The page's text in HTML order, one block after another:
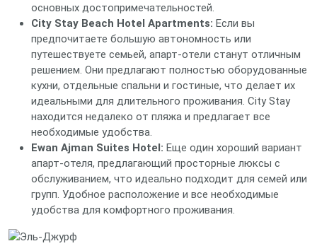
основных достопримечательностей.
City Stay Beach Hotel Apartments: Если вы
предпочитаете большую автономность или
путешествуете семьей, апарт-отели станут отличным
решением. Они предлагают полностью оборудованные
кухни, отдельные спальни и гостиные, что делает их
идеальными для длительного проживания. City Stay
находится недалеко от пляжа и предлагает все
необходимые удобства.
Ewan Ajman Suites Hotel: Еще один хороший вариант
апарт-отеля, предлагающий просторные люксы с
обслуживанием, что идеально подходит для семей или
групп. Удобное расположение и все необходимые
удобства для комфортного проживания.